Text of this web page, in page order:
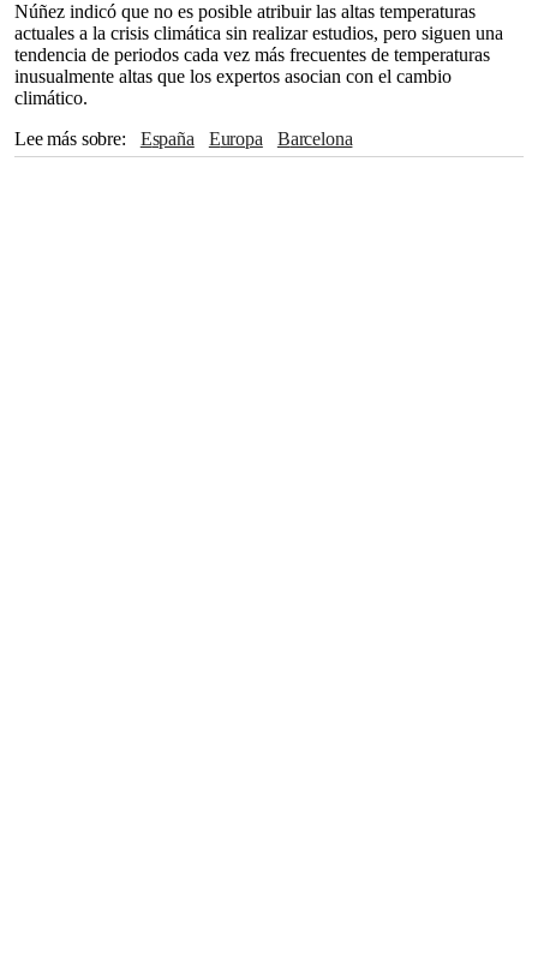
Núñez indicó que no es posible atribuir las altas temperaturas
actuales a la crisis climática sin realizar estudios, pero siguen una
tendencia de periodos cada vez más frecuentes de temperaturas
inusualmente altas que los expertos asocian con el cambio
climático.
Lee más sobre
España Europa Barcelona